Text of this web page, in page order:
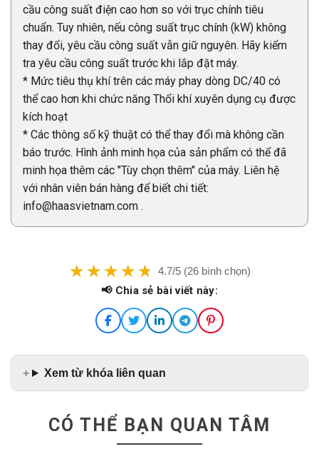
cầu công suất điện cao hơn so với trục chính tiêu
chuẩn. Tuy nhiên, nếu công suất trục chính (kW) không
thay đổi, yêu cầu công suất vẫn giữ nguyên. Hãy kiểm
tra yêu cầu công suất trước khi lắp đặt máy.
* Mức tiêu thụ khí trên các máy phay dòng DC/40 có
thể cao hơn khi chức năng Thổi khí xuyên dụng cụ được
kích hoạt
* Các thông số kỹ thuật có thể thay đổi mà không cần
báo trước. Hình ảnh minh họa của sản phẩm có thể đã
minh họa thêm các "Tùy chọn thêm" của máy. Liên hệ
với nhân viên bán hàng để biết chi tiết:
info@haasvietnam.com .
4.7/5 (26 bình chọn)
📢 Chia sẻ bài viết này:
Xem từ khóa liên quan
CÓ THỂ BẠN QUAN TÂM